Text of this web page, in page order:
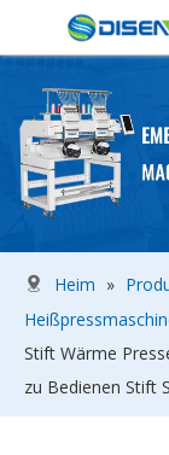
Heim »
Stift Wärme
zu Bedienen Stift